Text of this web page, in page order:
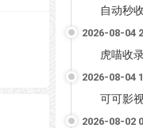
自动秒收
2026-08-04
虎喵收录
2026-08-04
可可影视 - 电
2026-08-02